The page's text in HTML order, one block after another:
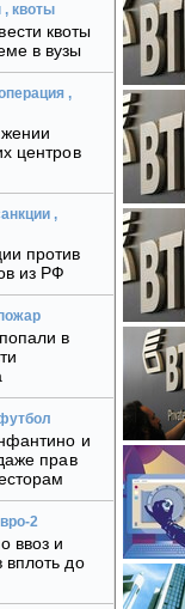
, квоты
квоты
в вузы
,
центров
,
против
из РФ
в
и
прав
2
ввоз и
вплоть до